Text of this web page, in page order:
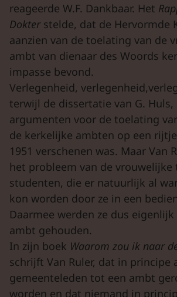
reageerde W.F. Dankbaar. Het
Dokter stelde, dat de Hervormde
aanzien van de toelating van de
ambt van dienaar des Woords
impasse bevond.
Verlegenheid,
terwijl de dissertatie van G. Huls,
argumenten voor de toelating
de kerkelijke ambten op een
1951 verschenen was. Maar Van
het probleem van de vrouwelijke
studenten, die er natuurlijk al
kon worden door ze in een
Daarmee werden ze dus
ambt gehouden.
In zijn boek Waarom zou ik naar
schrijft Van Ruler, dat in principe
gemeenteleden tot een ambt
worden en dat niemand in